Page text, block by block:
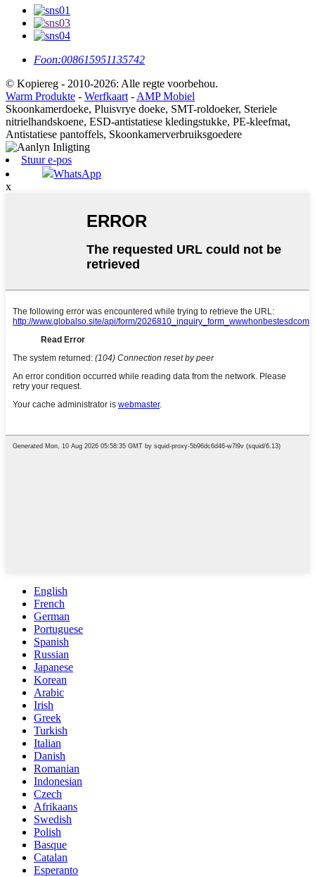
Foon:008615951135742
© Kopiereg - 2010-2026: Alle regte voorbehou.
Warm Produkte - Werfkaart - AMP Mobiel
Skoonkamerdoeke, Pluisvrye doeke, SMT-roldoeker, Steriele
nitrielhandskoene, ESD-antistatiese kledingstukke, PE-kleefmat,
Antistatiese pantoffels, Skoonkamerverbruiksgoedere
Stuur e-pos
WhatsApp
x
English
French
German
Portuguese
Spanish
Russian
Japanese
Korean
Arabic
Irish
Greek
Turkish
Italian
Danish
Romanian
Indonesian
Czech
Afrikaans
Swedish
Polish
Basque
Catalan
Esperanto